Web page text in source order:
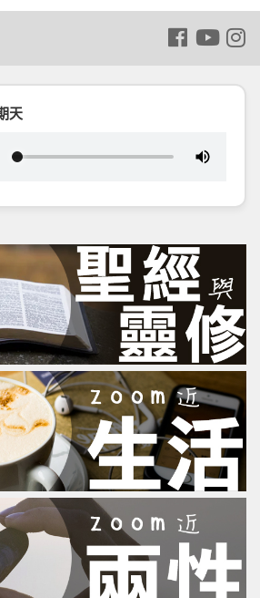
天